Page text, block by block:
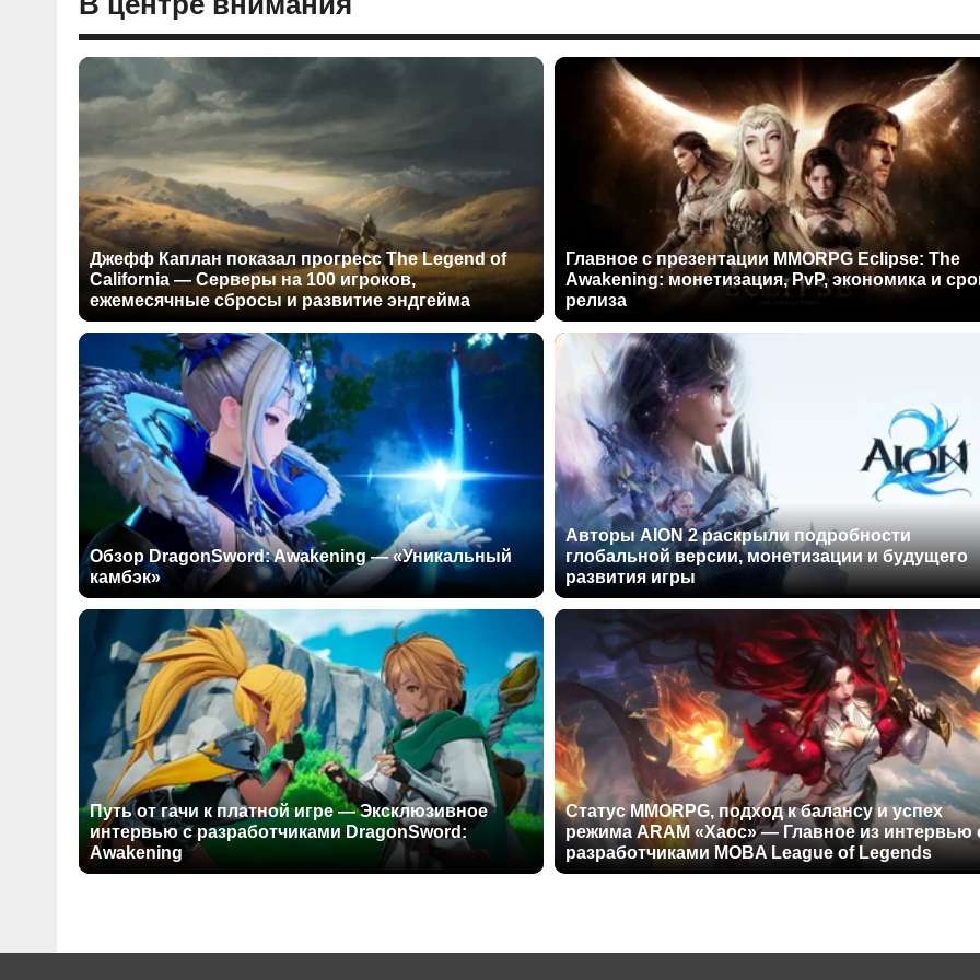
Джефф Каплан показал прогресс The Legend of
California — Серверы на 100 игроков,
ежемесячные сбросы и развитие эндгейма
Главное с презентации MMORPG Eclipse: The
Awakening: монетизация, PvP, экономика и
релиза
Обзор DragonSword: Awakening — «Уникальный
камбэк»
Авторы AION 2 раскрыли подробности
глобальной версии, монетизации и будущего
развития игры
Путь от гачи к платной игре — Эксклюзивное
интервью с разработчиками DragonSword:
Awakening
Статус MMORPG, подход к балансу и успех
режима ARAM «Хаос» — Главное из интервью
разработчиками MOBA League of Legends